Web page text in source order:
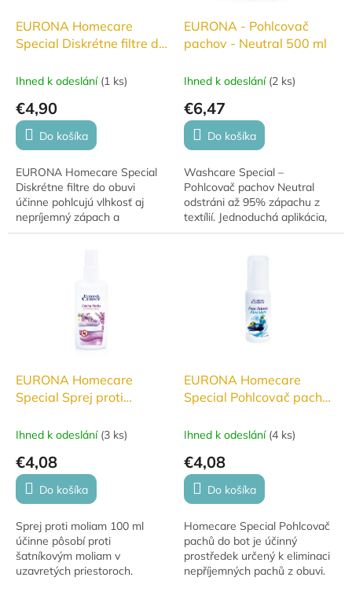
EURONA Homecare
Special Diskrétne filtre do
Ihned k odeslání (1 ks)
€4,90
Do košíka
EURONA Homecare Special
Diskrétne filtre do obuvi
účinne pohlcujú vlhkosť aj
nepríjemný zápach a
pomáhajú udržať obuv sviežu,
EURONA - Pohlcovač
pachov - Neutral 500 ml
Ihned k odeslání (2 ks)
€6,47
Do košíka
Washcare Special –
Pohlcovač pachov Neutral
odstráni až 95% zápachu z
textílií. Jednoduchá aplikácia,
okamžitý účinok, bez škvŕn,
EURONA Homecare
Special Sprej proti
Ihned k odeslání (3 ks)
€4,08
Do košíka
Sprej proti moliam 100 ml
účinne pôsobí proti
šatníkovým moliam v
uzavretých priestoroch.
EURONA Homecare
Special Pohlcovač pachů
Ihned k odeslání (4 ks)
€4,08
Do košíka
Homecare Special Pohlcovač
pachů do bot je účinný
prostředek určený k eliminaci
nepříjemných pachů z obuvi.